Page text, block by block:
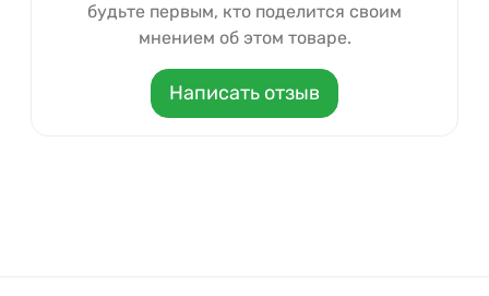
будьте первым, кто поделится своим
мнением об этом товаре.
Написать отзыв